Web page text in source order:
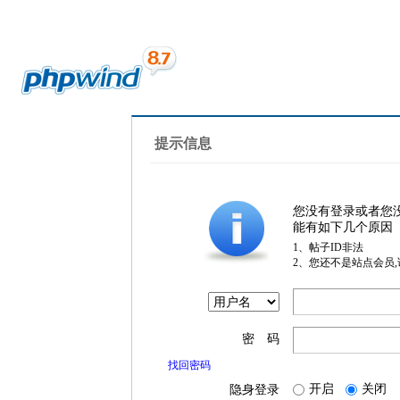
提示信息
您没有登录或者您
能有如下几个原因
1、帖子ID非法
2、您还不是站点会员
密 码
找回密码
隐身登录 开启 关闭